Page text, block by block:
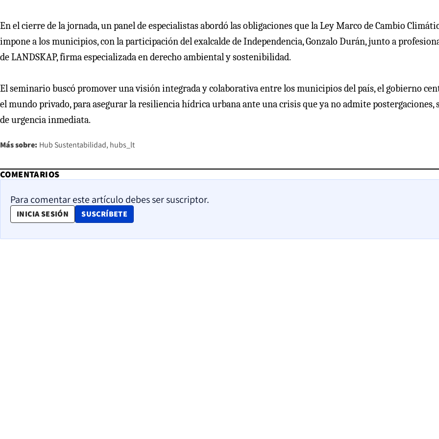
En el cierre de la jornada, un panel de especialistas abordó las obligaciones que la Ley Marco de Cambio
impone a los municipios, con la participación del exalcalde de Independencia, Gonzalo Durán, junto a
de LANDSKAP, firma especializada en derecho ambiental y sostenibilidad.
El seminario buscó promover una visión integrada y colaborativa entre los municipios del país, el gobierno
el mundo privado, para asegurar la resiliencia hídrica urbana ante una crisis que ya no admite postergaciones,
de urgencia inmediata.
Más sobre: Hub Sustentabilidad hubs_lt
COMENTARIOS
Para comentar este artículo debes ser suscriptor.
INICIA SESIÓN SUSCRÍBETE
OPENS IN NEW WINDOW